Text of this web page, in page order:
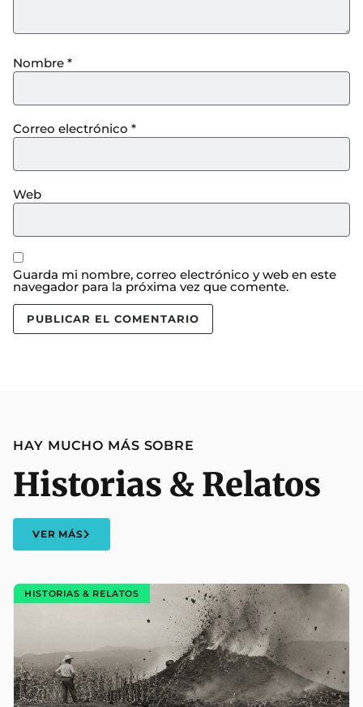
Nombre *
Correo electrónico *
Web
Guarda mi nombre, correo electrónico y web en este
navegador para la próxima vez que comente.
HAY MUCHO MÁS SOBRE
Historias & Relatos
VER MÁS
HISTORIAS & RELATOS